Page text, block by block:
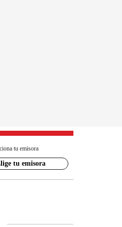
tu emisora
tu emisora